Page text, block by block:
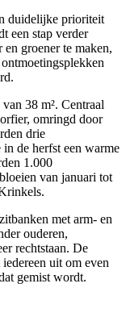
duidelijke prioriteit
een stap verder
en groener te maken,
38 m². Centraal
omringd door
drie
in de herfst een warme
1.000
van januari tot
met arm- en
ouderen,
rechtstaan. De
uit om even
gemist wordt.